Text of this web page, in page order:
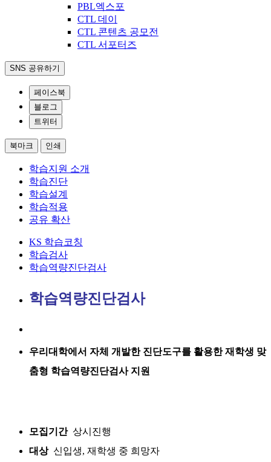
PBL엑스포
CTL 데이
CTL 콘텐츠 공모전
CTL 서포터즈
SNS 공유하기
페이스북
블로그
트위터
북마크 인쇄
학습지원 소개
학습진단
학습설계
학습적용
공유 확산
KS 학습코칭
학습검사
학습역량진단검사
학습역량진단검사
우리대학에서 자체 개발한 진단도구를 활용한 재학생 맞
춤형 학습역량진단검사 지원
모집기간 상시진행
대상신입생, 재학생 중 희망자